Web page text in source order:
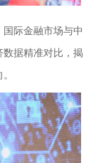
国际金融市场与中
据精准对比，揭